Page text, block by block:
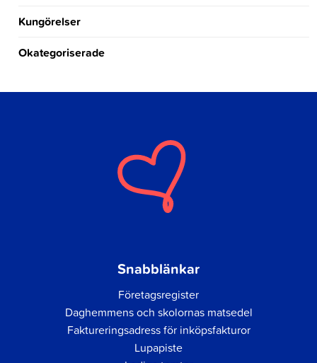
Kungörelser
Okategoriserade
Snabblänkar
Företagsregister
Daghemmens och skolornas matsedel
Faktureringsadress för inköpsfakturor
Lupapiste